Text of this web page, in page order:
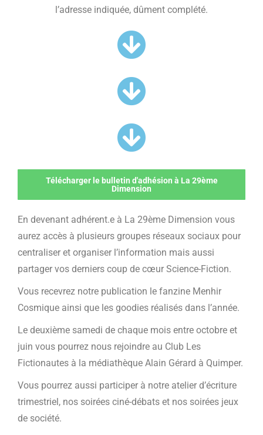
l’adresse indiquée, dûment complété.
Télécharger le bulletin d'adhésion à La 29ème
Dimension
En devenant adhérent.e à La 29ème Dimension vous
aurez accès à plusieurs groupes réseaux sociaux pour
centraliser et organiser l’information mais aussi
partager vos derniers coup de cœur Science-Fiction.
Vous recevrez notre publication le fanzine Menhir
Cosmique ainsi que les goodies réalisés dans l’année.
Le deuxième samedi de chaque mois entre octobre et
juin vous pourrez nous rejoindre au Club Les
Fictionautes à la médiathèque Alain Gérard à Quimper.
Vous pourrez aussi participer à notre atelier d’écriture
trimestriel, nos soirées ciné-débats et nos soirées jeux
de société.